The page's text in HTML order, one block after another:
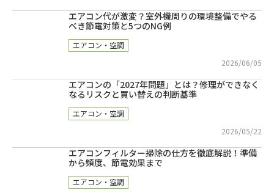
エアコン代が激変？室外機周りの環境整備でやる
べき節電対策と5つのNG例
エアコン・空調
2026/06/05
エアコンの「2027年問題」とは？修理ができなく
なるリスクと買い替えの判断基準
エアコン・空調
2026/05/22
エアコンフィルター掃除の仕方を徹底解説！準備
から頻度、節電効果まで
エアコン・空調